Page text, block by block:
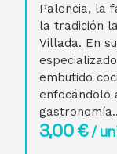
Palencia, la
la tradición
Villada. En
embutido
enfocándolo
3,00€/